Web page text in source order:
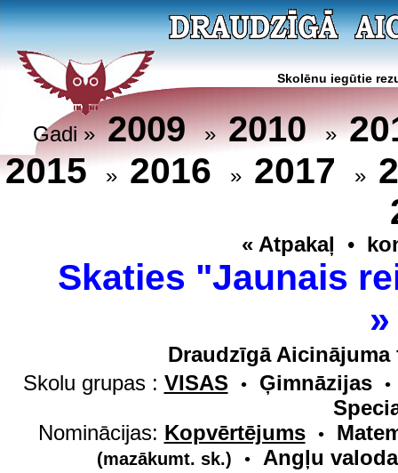
Skolēnu iegūtie
Gadi »2009 »2010 »
2015
» 2016 » 2017 »
« Atpakaļ •
Skaties "Jaunais
Draudzīgā
Skolu grupas : VISAS • Ģimnāzijas •
Nominācijas: Kopvērtējums •
(mazākumt. sk.) • Angļu valoda